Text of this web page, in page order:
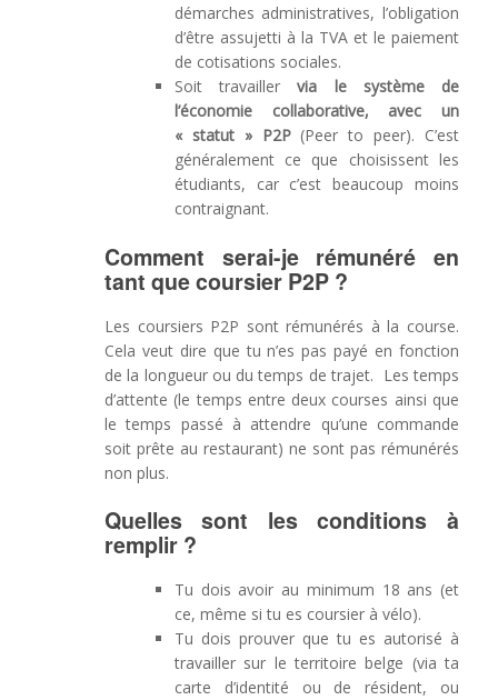
démarches administratives, l’obligation
d’être assujetti à la TVA et le paiement
de cotisations sociales.
Soit travaillervia le système de
l’économie collaborative, avec un
« statut » P2P(Peer to peer). C’est
généralement ce que choisissent les
étudiants, car c’est beaucoup moins
contraignant.
Comment serai-je rémunéré en
tant que coursier P2P ?
Les coursiers P2P sont rémunérés à la course.
Cela veut dire que tu n’es pas payé en fonction
de la longueur ou du temps de trajet. Les temps
d’attente (le temps entre deux courses ainsi que
le temps passé à attendre qu’une commande
soit prête au restaurant) ne sont pas rémunérés
non plus.
Quelles sont les conditions à
remplir ?
Tu dois avoir au minimum 18 ans (et
ce, même si tu es coursier à vélo).
Tu dois prouver que tu es autorisé à
travailler sur le territoire belge (via ta
carte d’identité ou de résident, ou